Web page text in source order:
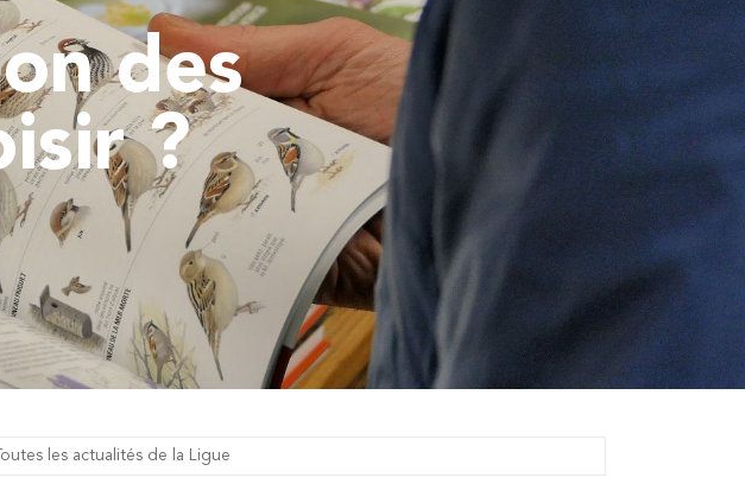
des
?
Toutes les actualités de la Ligue